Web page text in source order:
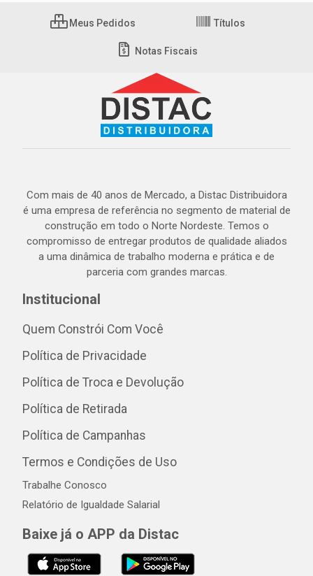
Meus Pedidos Títulos
Notas Fiscais
Com mais de 40 anos de Mercado, a Distac Distribuidora
é uma empresa de referência no segmento de material de
construção em todo o Norte Nordeste. Temos o
compromisso de entregar produtos de qualidade aliados
a uma dinâmica de trabalho moderna e prática e de
parceria com grandes marcas.
Institucional
Quem Constrói Com Você
Política de Privacidade
Política de Troca e Devolução
Política de Retirada
Política de Campanhas
Termos e Condições de Uso
Trabalhe Conosco
Relatório de Igualdade Salarial
Baixe já o APP da Distac